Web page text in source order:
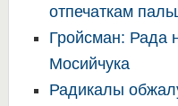
отпечаткам
Гройсман: Рада
Мосийчука
Радикалы